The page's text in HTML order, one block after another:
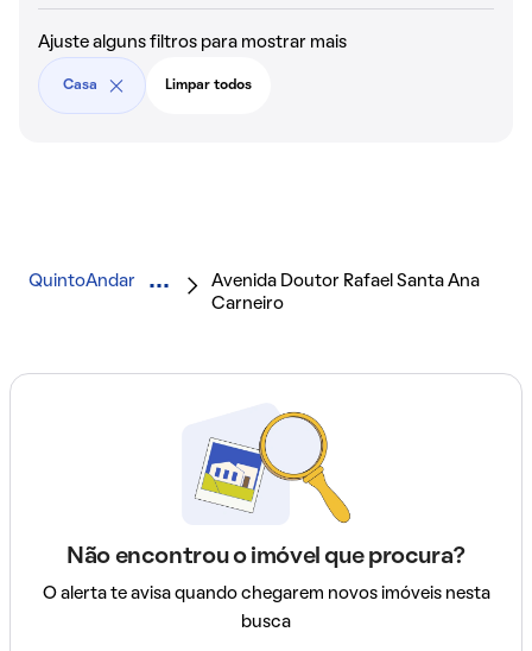
Ajuste alguns filtros para mostrar mais
Casa Limpar todos
QuintoAndar
Avenida Doutor Rafael Santa Ana
Carneiro
Não encontrou o imóvel que procura?
O alerta te avisa quando chegarem novos imóveis nesta
busca